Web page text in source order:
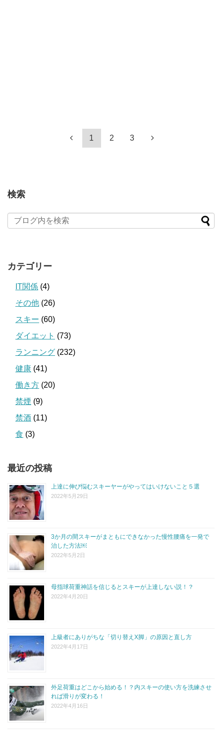
1 2 3
検索
カテゴリー
IT関係 (4)
その他 (26)
スキー (60)
ダイエット (73)
ランニング (232)
健康 (41)
働き方 (20)
禁煙 (9)
禁酒 (11)
食 (3)
最近の投稿
上達に伸び悩むスキーヤーがやってはいけないこと５選
2022年5月29日
3か月の間スキーがまともにできなかった慢性腰痛を一発で
治した方法￼
2022年5月2日
母指球荷重神話を信じるとスキーが上達しない説！？
2022年4月20日
上級者にありがちな「切り替えX脚」の原因と直し方
2022年4月17日
外足荷重はどこから始める！？内スキーの使い方を洗練させ
れば滑りが変わる！
2022年4月16日